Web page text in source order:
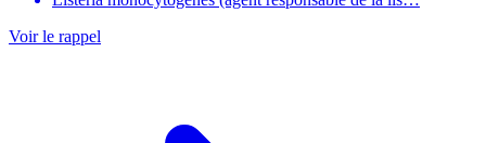
Voir le rappel